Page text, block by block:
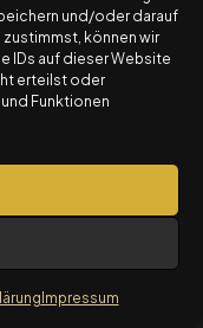
und/oder darauf
können wir
IDs auf dieser Website
erteilst oder
Funktionen
Impressum
LTD.
alle Anleger
und